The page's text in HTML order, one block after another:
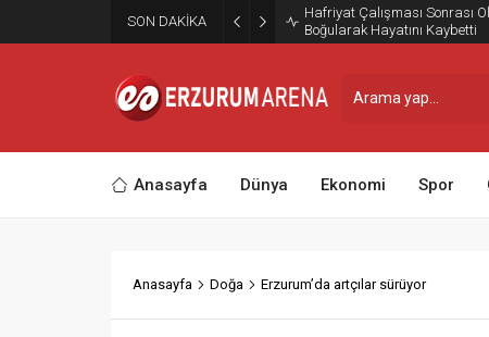
SON DAKİKA
Erzurum Kazım Karabekir
Taraftarına Kavuştu
Anasayfa Dünya Ekonomi Spor
Anasayfa Doğa Erzurum’da artçılar sürüyor